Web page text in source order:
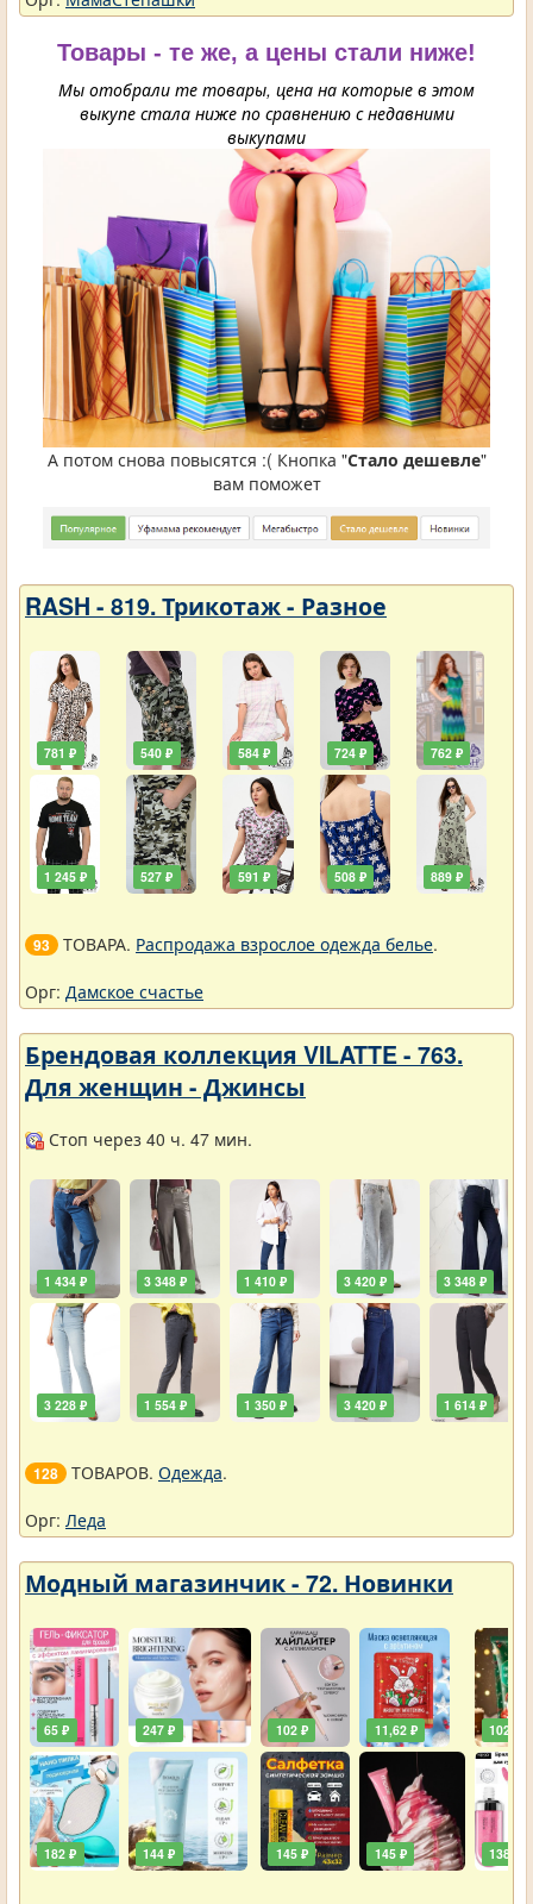
Товары - те же, а цены стали ниже!
Мы отобрали те товары, цена на которые в этом
выкупе стала ниже по сравнению с недавними
выкупами
А потом снова повысятся :( Кнопка "Стало дешевле"
вам поможет
RASH - 819. Трикотаж - Разное
781 ₽
1 245 ₽
540 ₽
527 ₽
584 ₽
591 ₽
724 ₽
508 ₽
762 ₽
889 ₽
93 ТОВАРА. Распродажа взрослое одежда белье.
Орг: Дамское счастье
Брендовая коллекция VILATTE - 763.
Для женщин - Джинсы
Стоп через 40 ч. 47 мин.
1 434 ₽
3 228 ₽
3 348 ₽
1 554 ₽
1 410 ₽
1 350 ₽
3 420 ₽
3 420 ₽
3 348 ₽
1 614 ₽
128 ТОВАРОВ. Одежда.
Орг: Леда
Модный магазинчик - 72. Новинки
65 ₽
182 ₽
247 ₽
144 ₽
102 ₽
145 ₽
11,62 ₽
145 ₽
102 ₽
138 ₽